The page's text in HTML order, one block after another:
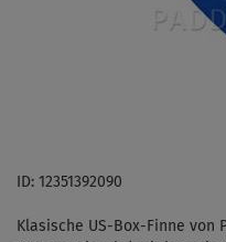
ID: 12351392090
Klasische US-Box-Finne von